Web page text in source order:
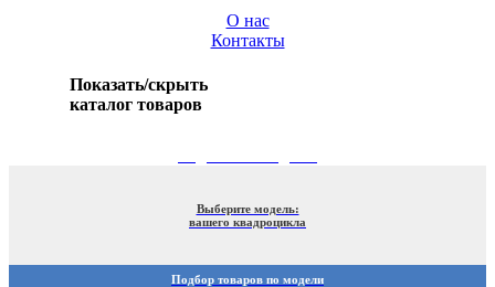
О нас
Контакты
Показать/скрыть
каталог товаров
Выберите модель:
вашего квадроцикла
Подбор товаров по модели